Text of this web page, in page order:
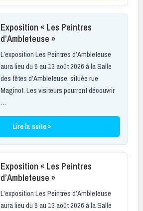
Exposition « Les Peintres
d’Ambleteuse »
L’exposition Les Peintres d’Ambleteuse
aura lieu du 5 au 13 août 2026 à la Salle
des fêtes d’Ambleteuse, située rue
Maginot. Les visiteurs pourront découvrir
…
Lire la suite »
Exposition « Les Peintres
d’Ambleteuse »
L’exposition Les Peintres d’Ambleteuse
aura lieu du 5 au 13 août 2026 à la Salle